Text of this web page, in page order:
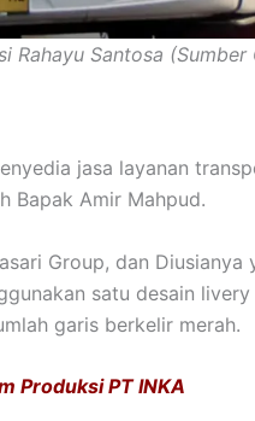
Rahayu Santosa
jasa layanan
Bapak Amir Mahpud.
Group, dan Diusianya
satu desain
garis berkelir merah.
Produksi PT INKA